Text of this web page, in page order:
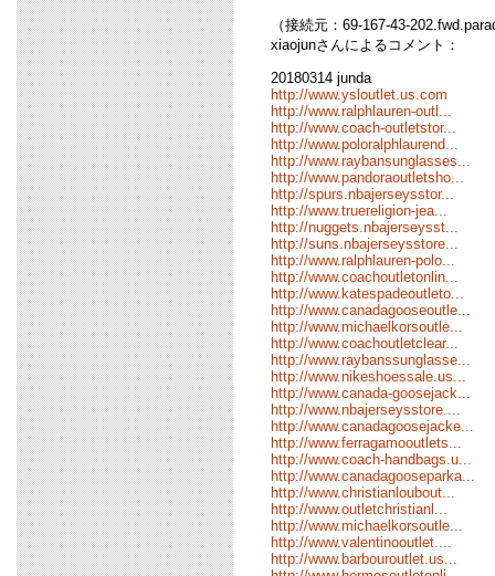
（接続元：69-167-43-
xiaojunさんによるコメント：
20180314 junda
http://www.ysloutlet.us.com
http://www.ralphlauren-outl...
http://www.coach-outletstor...
http://www.poloralphlaurend...
http://www.raybansunglasses...
http://www.pandoraoutletsho...
http://spurs.nbajerseysstor...
http://www.truereligion-jea...
http://nuggets.nbajerseysst...
http://suns.nbajerseysstore...
http://www.ralphlauren-polo...
http://www.coachoutletonlin...
http://www.katespadeoutleto...
http://www.canadagooseoutle...
http://www.michaelkorsoutle...
http://www.coachoutletclear...
http://www.raybanssunglasse...
http://www.nikeshoessale.us...
http://www.canada-goosejack...
http://www.nbajerseysstore....
http://www.canadagoosejacke...
http://www.ferragamooutlets...
http://www.coach-handbags.u...
http://www.canadagooseparka...
http://www.christianloubout...
http://www.outletchristianl...
http://www.michaelkorsoutle...
http://www.valentinooutlet....
http://www.barbouroutlet.us...